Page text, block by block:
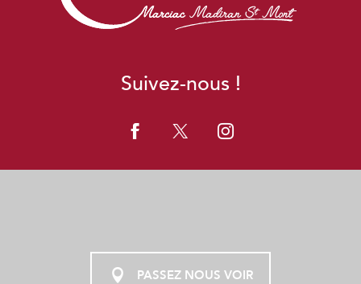
Suivez-nous !
PASSEZ NOUS VOIR